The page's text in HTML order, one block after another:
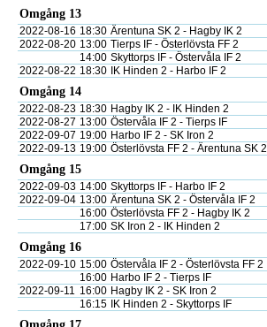
Omgång 13
2022-08-16 18:30 Ärentuna SK 2 - Hagby IK 2
2022-08-20 13:00 Tierps IF - Österlövsta FF 2
14:00 Skyttorps IF - Östervåla IF 2
2022-08-22 18:30 IK Hinden 2 - Harbo IF 2
Omgång 14
2022-08-23 18:30 Hagby IK 2 - IK Hinden 2
2022-08-27 13:00 Östervåla IF 2 - Tierps IF
2022-09-07 19:00 Harbo IF 2 - SK Iron 2
2022-09-13 19:00 Österlövsta FF 2 - Ärentuna SK 2
Omgång 15
2022-09-03 14:00 Skyttorps IF - Harbo IF 2
2022-09-04 13:00 Ärentuna SK 2 - Östervåla IF 2
16:00 Österlövsta FF 2 - Hagby IK 2
17:00 SK Iron 2 - IK Hinden 2
Omgång 16
2022-09-10 15:00 Östervåla IF 2 - Österlövsta FF 2
16:00 Harbo IF 2 - Tierps IF
2022-09-11 16:00 Hagby IK 2 - SK Iron 2
16:15
IK Hinden 2 - Skyttorps IF